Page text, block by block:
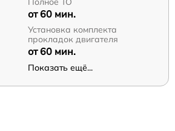
от 60 мин.
Установка комплекта
прокладок двигателя
от 60 мин.
Показать ещё...